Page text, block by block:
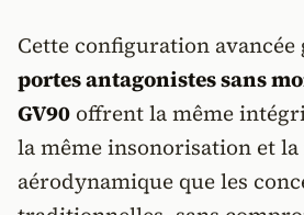
Cette configuration avancée
portes antagonistes sans
GV90 offrent la même
la même insonorisation et
aérodynamique que les